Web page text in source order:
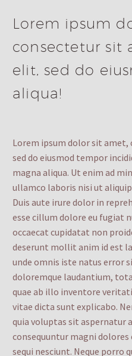
Lorem ipsum
consectetur sit
elit, sed do
aliqua!
Lorem ipsum dolor sit
sed do eiusmod tempor
magna aliqua. Ut enim ad
ullamco laboris nisi ut
Duis aute irure dolor in
esse cillum dolore eu fugiat
occaecat cupidatat non
deserunt mollit anim id est
unde omnis iste natus error
doloremque laudantium,
quae ab illo inventore
vitae dicta sunt explicabo.
quia voluptas sit aspernatur
consequuntur magni
sequi nesciunt. Neque porro